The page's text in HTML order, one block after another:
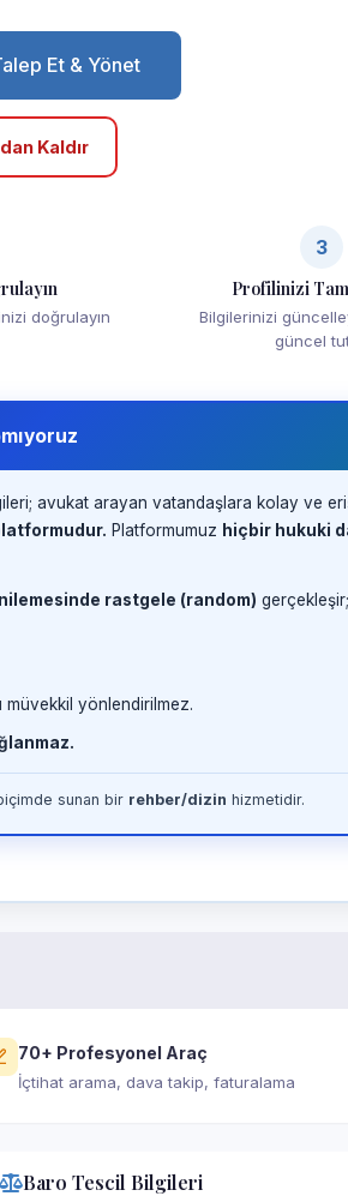
Et & Yönet
Kaldır
doğrulayın
3
Profilinizi
Bilgilerinizi
güncel
avukat arayan vatandaşlara kolay ve
Platformumuz hiçbir hukuki
rastgele (random)
müvekkil yönlendirilmez.
sunan bir rehber/dizin hizmetidir.
70+ Profesyonel Araç
İçtihat arama, dava takip, faturalama
Baro Tescil Bilgileri